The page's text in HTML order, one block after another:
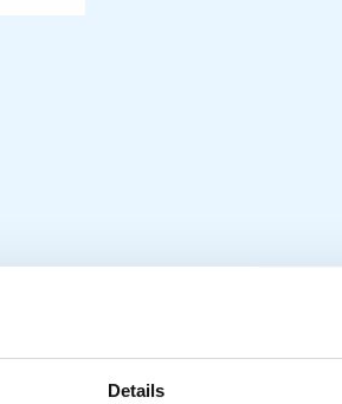
Details